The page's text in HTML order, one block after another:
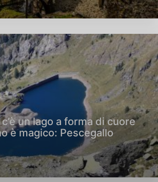
un lago a forma di cuore
è magico: Pescegallo